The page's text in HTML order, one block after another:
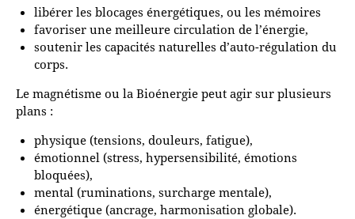
libérer les blocages énergétiques, ou les mémoires
favoriser une meilleure circulation de l’énergie,
soutenir les capacités naturelles d’auto-régulation du
corps.
Le magnétisme ou la Bioénergie peut agir sur plusieurs
plans :
physique (tensions, douleurs, fatigue),
émotionnel (stress, hypersensibilité, émotions
bloquées),
mental (ruminations, surcharge mentale),
énergétique (ancrage, harmonisation globale).